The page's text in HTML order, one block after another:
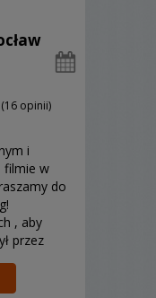
(16 opinii)
i
filmie w
do
, aby
przez
z nami!